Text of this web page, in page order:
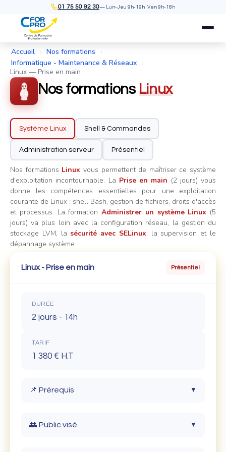
01 75 50 92 30— Lun-Jeu 9h-19h · Ven 9h-18h
Accueil › Nos formations ›
Informatique - Maintenance & Réseaux ›
Linux — Prise en main
Nos formations Linux
Système Linux Shell & Commandes
Administration serveur Présentiel
Nos formations Linux vous permettent de maîtriser ce système
d'exploitation incontournable. La Prise en main (2 jours) vous
donne les compétences essentielles pour une exploitation
courante de Linux : shell Bash, gestion de fichiers, droits d'accès
et processus. La formation Administrer un système Linux (5
jours) va plus loin avec la configuration réseau, la gestion du
stockage LVM, lasécurité avec SELinux, la supervision et le
dépannage système.
Linux - Prise en main Présentiel
DURÉE
2 jours - 14h
TARIF
1 380 € H.T
📌 Prérequis ▼
Les participants doivent être familiarisés avec
👥 Public visé ▼